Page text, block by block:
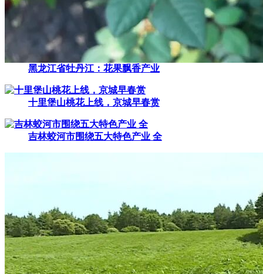
黑龙江省牡丹江：花果飘香产业
十里堡山桃花上线，京城早春赏
吉林蛟河市围绕五大特色产业 全